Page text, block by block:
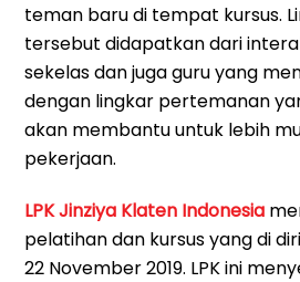
teman baru di tempat kursus.
tersebut didapatkan dari
sekelas dan juga guru yang
dengan lingkar pertemanan
akan membantu untuk lebih
pekerjaan.
LPK Jinziya Klaten Indonesia
pelatihan dan kursus yang di
22 November 2019. LPK ini